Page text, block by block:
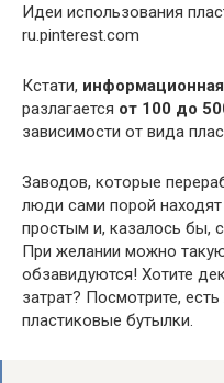
Идеи использования
ru.pinterest.com
Кстати,
разлагается от 100 до
зависимости от вида
Заводов, которые
люди сами порой находят
простым и, казалось бы,
При желании можно
обзавидуются! Хотите
затрат? Посмотрите,
пластиковые бутылки.